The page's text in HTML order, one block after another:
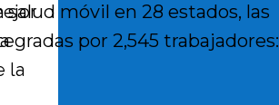
móvil en 28 estados, las
por 2,545 trabajadores:
la